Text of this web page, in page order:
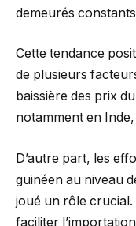
demeurés
Cette tendance
de plusieurs
baissière des prix
notamment en
D’autre part, les
guinéen au niveau
joué un rôle
faciliter